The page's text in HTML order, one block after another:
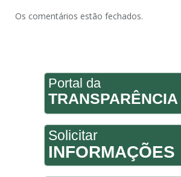
Os comentários estão fechados.
Portal da
TRANSPARÊNCIA
Solicitar
INFORMAÇÕES